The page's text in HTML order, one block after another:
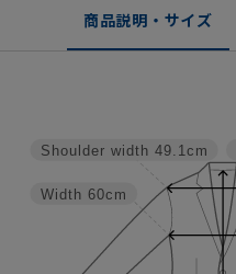
商品説明・サイズ
Width 60cm
Shoulder width 49.1cm